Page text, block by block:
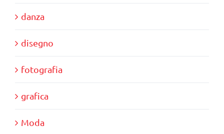
danza
disegno
fotografia
grafica
Moda